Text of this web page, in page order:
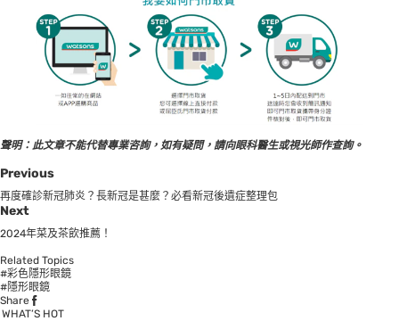
聲明：此文章不能代替專業咨詢，如有疑問，請向眼科醫生或視光師作查詢。
Previous
再度確診新冠肺炎？長新冠是甚麼？必看新冠後遺症整理包
Next
2024年菜及茶飲推薦！
Related Topics
#彩色隱形眼鏡
#隱形眼鏡
Share
WHAT’S HOT